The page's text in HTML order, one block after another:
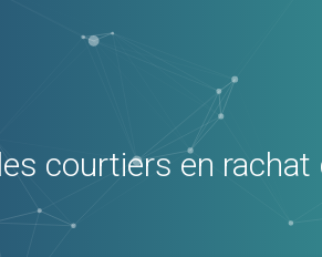
courtiers en rachat